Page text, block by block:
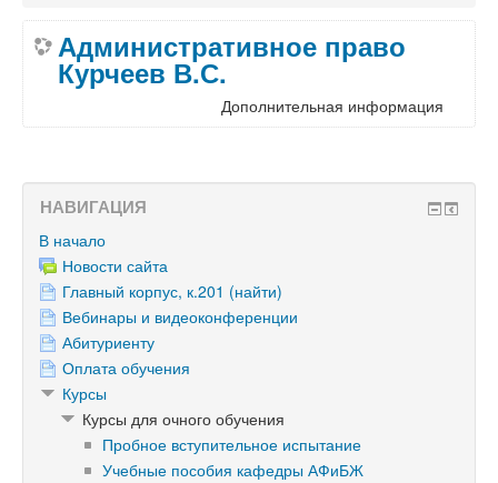
Административное право
Курчеев В.С.
Дополнительная информация
НАВИГАЦИЯ
В начало
Новости сайта
Главный корпус, к.201 (найти)
Вебинары и видеоконференции
Абитуриенту
Оплата обучения
Курсы
Курсы для очного обучения
Пробное вступительное испытание
Учебные пособия кафедры АФиБЖ